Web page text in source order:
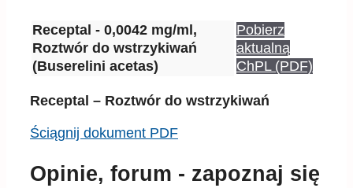
Receptal - 0,0042 mg/ml,
Roztwór do wstrzykiwań
(Buserelini acetas)
Pobierz
aktualną
ChPL (PDF)
Receptal – Roztwór do wstrzykiwań
Ściągnij dokument PDF
Opinie, forum - zapoznaj się